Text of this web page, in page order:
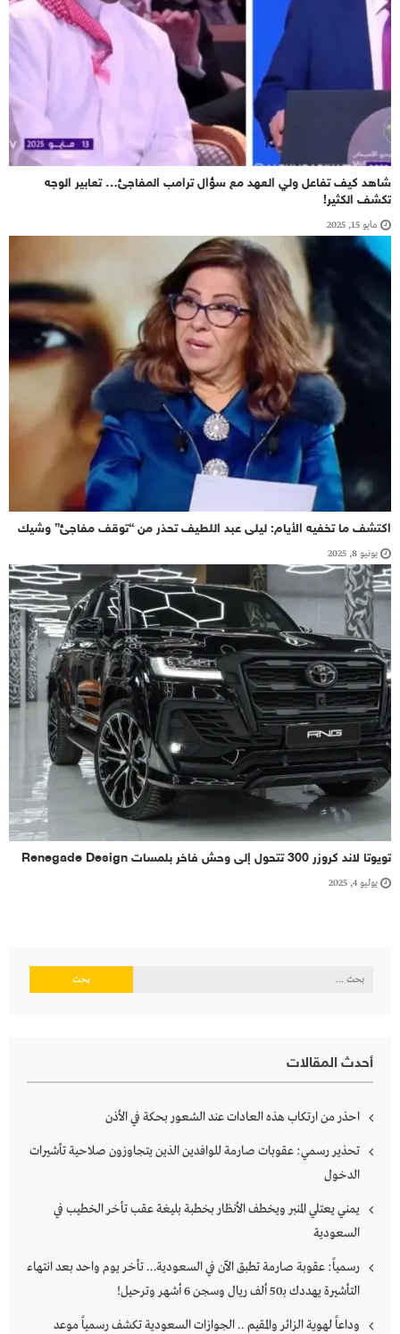
شاهد كيف تفاعل ولي العهد مع سؤال ترامب المفاجئ… تعابير الوجه
تكشف الكثير!
مايو 15, 2025
اكتشف ما تخفيه الأيام: ليلى عبد اللطيف تحذر من “توقف مفاجئ” وشيك
يونيو 8, 2025
تويوتا لاند كروزر 300 تتحول إلى وحش فاخر بلمسات Renegade Design
يوليو 4, 2025
البحث
أحدث المقالات
احذر من ارتكاب هذه العادات عند الشعور بحكة في الأذن
تحذير رسمي: عقوبات صارمة للوافدين الذين يتجاوزون صلاحية تأشيرات
الدخول
يمني يعتلي المنبر ويخطف الأنظار بخطبة بليغة عقب تأخر الخطيب في
السعودية
رسمياً: عقوبة صارمة تطبق الآن في السعودية… تأخر يوم واحد بعد انتهاء
التأشيرة يهددك بـ50 ألف ريال وسجن 6 أشهر وترحيل!
وداعاً لهوية الزائر والمقيم .. الجوازات السعودية تكشف رسمياً موعد